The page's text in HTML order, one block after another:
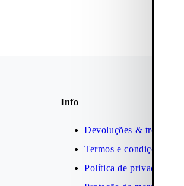
Info
Devoluções & trocas
Termos e condições
Política de privacidade